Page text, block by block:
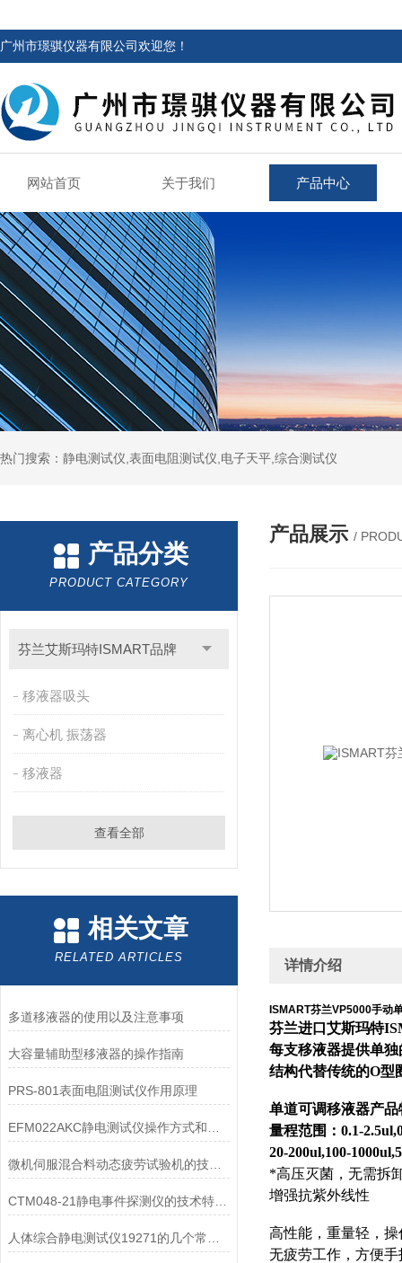
广州市璟骐仪器有限公司欢迎您！
网站首页 关于我们 产品中心
热门搜索：静电测试仪,表面电阻测试仪,电子天平,综合测试仪
产品分类
PRODUCT CATEGORY
芬兰艾斯玛特ISMART品牌
移液器吸头
离心机 振荡器
移液器
查看全部
相关文章
RELATED ARTICLES
多道移液器的使用以及注意事项
大容量辅助型移液器的操作指南
PRS-801表面电阻测试仪作用原理
微机伺服混合料动态疲劳试验机的技术试验方法
CTM048-21静电事件探测仪的技术特点解读
产品展示 /
详情介绍
ISMART芬兰VP5000手动
芬兰进口艾斯玛特
每支移液器提供单
结构代替传统的O型
单道可调移液器产品
量程范围：0.1-
20-200ul,100-
*高压灭菌，无需拆
增强抗紫外线性
高性能，重量轻，操
无疲劳工作，方便手